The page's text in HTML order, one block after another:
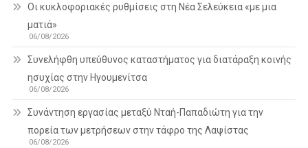
Οι κυκλοφοριακές ρυθμίσεις στη Νέα Σελεύκεια «με μια
ματιά»
06/08/2026
Συνελήφθη υπεύθυνος καταστήματος για διατάραξη κοινής
ησυχίας στην Ηγουμενίτσα
06/08/2026
Συνάντηση εργασίας μεταξύ Νταή-Παπαδιώτη για την
πορεία των μετρήσεων στην τάφρο της Λαψίστας
06/08/2026